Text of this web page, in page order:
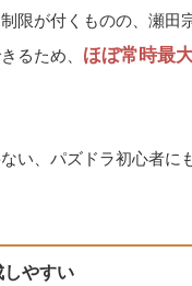
限が付くものの、瀬田
るため、 ほぼ常時最
い、パズドラ初心者に
しやすい